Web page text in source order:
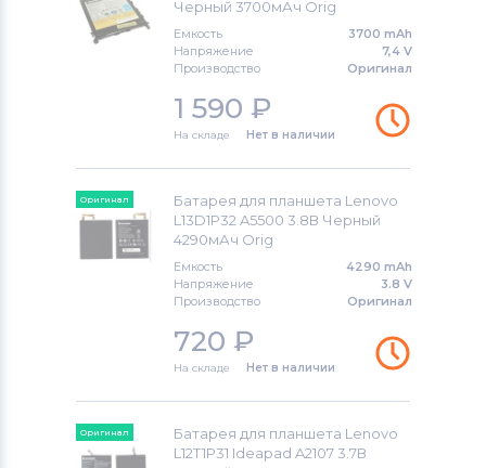
Черный 3700мАч Orig
Емкость
3700 mAh
Напряжение
7,4 V
Производство
Оригинал
1 590 ₽
На складе Нет в наличии
Оригинал
Батарея для планшета Lenovo
L13D1P32 A5500 3.8В Черный
4290мАч Orig
Емкость
4290 mAh
Напряжение
3.8 V
Производство
Оригинал
720 ₽
На складе Нет в наличии
Оригинал
Батарея для планшета Lenovo
L12T1P31 Ideapad A2107 3.7В